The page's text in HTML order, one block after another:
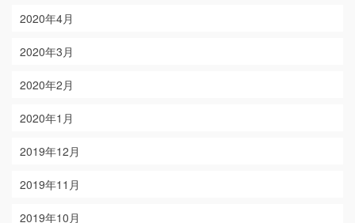
2020年4月
2020年3月
2020年2月
2020年1月
2019年12月
2019年11月
2019年10月